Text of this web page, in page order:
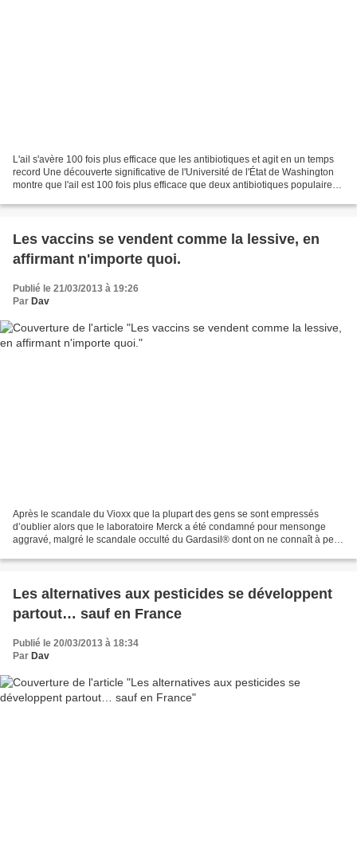
L'ail s'avère 100 fois plus efficace que les antibiotiques et agit en un temps
record Une découverte significative de l'Université de l'État de Washington
montre que l'ail est 100 fois plus efficace que deux antibiotiques populaires
Les vaccins se vendent comme la lessive, en
affirmant n'importe quoi.
Publié le 21/03/2013 à 19:26
Par Dav
Après le scandale du Vioxx que la plupart des gens se sont empressés
d’oublier alors que le laboratoire Merck a été condamné pour mensonge
aggravé, malgré le scandale occulté du Gardasil® dont on ne connaît à peu
Les alternatives aux pesticides se développent
partout… sauf en France
Publié le 20/03/2013 à 18:34
Par Dav